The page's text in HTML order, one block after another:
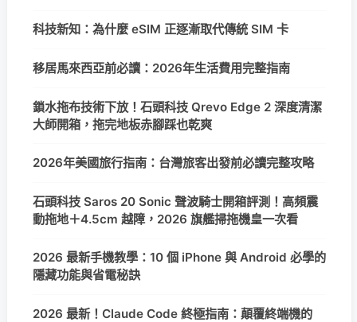
科技新知：為什麼 eSIM 正逐漸取代傳統 SIM 卡
移居馬來西亞前必讀：2026年生活費用完整指南
鎖水拖布技術下放！石頭科技 Qrevo Edge 2 深度清潔
大師開箱，拖完地板赤腳踩也乾爽
2026年美國旅行指南：台灣旅客出發前必讀完整攻略
石頭科技 Saros 20 Sonic 聲波騎士開箱評測！高頻震
動拖地＋4.5cm 越障，2026 旗艦掃拖機皇一次看
2026 最新手機教學：10 個 iPhone 與 Android 必學的
隱藏功能與省電秘訣
2026 最新！Claude Code 終極指南：顛覆終端機的